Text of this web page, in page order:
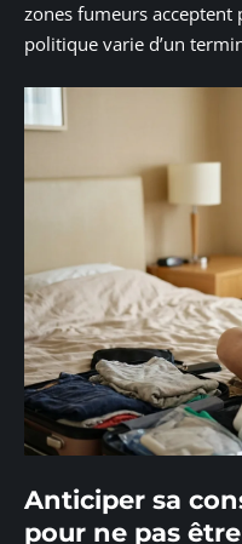
zones fumeurs acceptent
politique varie d’un
Anticiper sa
pour ne pas